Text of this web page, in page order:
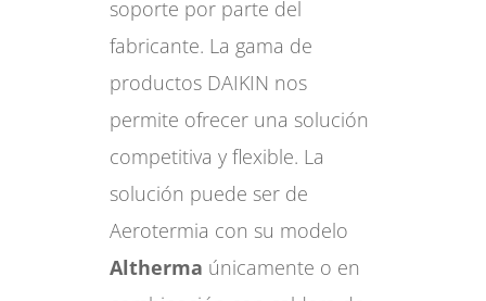
soporte por parte del
fabricante. La gama de
productos DAIKIN nos
permite ofrecer una solución
competitiva y flexible. La
solución puede ser de
Aerotermia con su modelo
Altherma únicamente o en